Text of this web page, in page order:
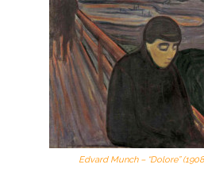
Edvard Munch – “Dolore”